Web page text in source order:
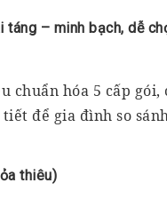
táng – minh bạch, dễ
chuẩn hóa 5 cấp gói,
để gia đình so
thiêu)